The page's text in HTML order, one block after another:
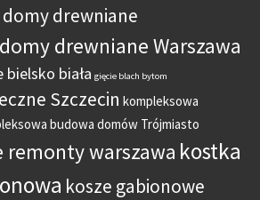
domy drewniane
domy drewniane Warszawa
biała gięcie blach bytom
Szczecin kompleksowa
budowa domów Trójmiasto
remonty warszawa kostka
kosze gabionowe